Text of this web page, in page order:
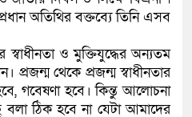
অতিথির বক্তব্যে তিনি এসব
স্বাধীনতা ও মুক্তিযুদ্ধের অন্যতম
প্রজন্ম থেকে প্রজন্ম স্বাধীনতার
গবেষণা হবে। কিন্তু আলোচনা
ঠিক হবে না যেটা আমাদের